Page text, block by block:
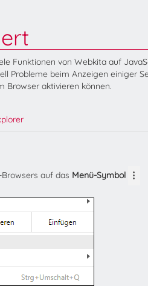
Funktionen von Webkita auf
Probleme beim Anzeigen einiger
Browser aktivieren können.
auf das Menü-Symbol